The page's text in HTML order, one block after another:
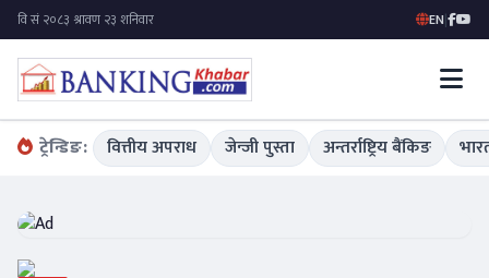
EN|
ट्रेन्डिङ: वित्तीय अपराध जेन्जी पुस्ता अन्तर्राष्ट्रिय बैंकिङ